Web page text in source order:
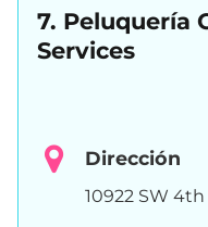
7. Peluquería
Services
Dirección
10922 SW 4th